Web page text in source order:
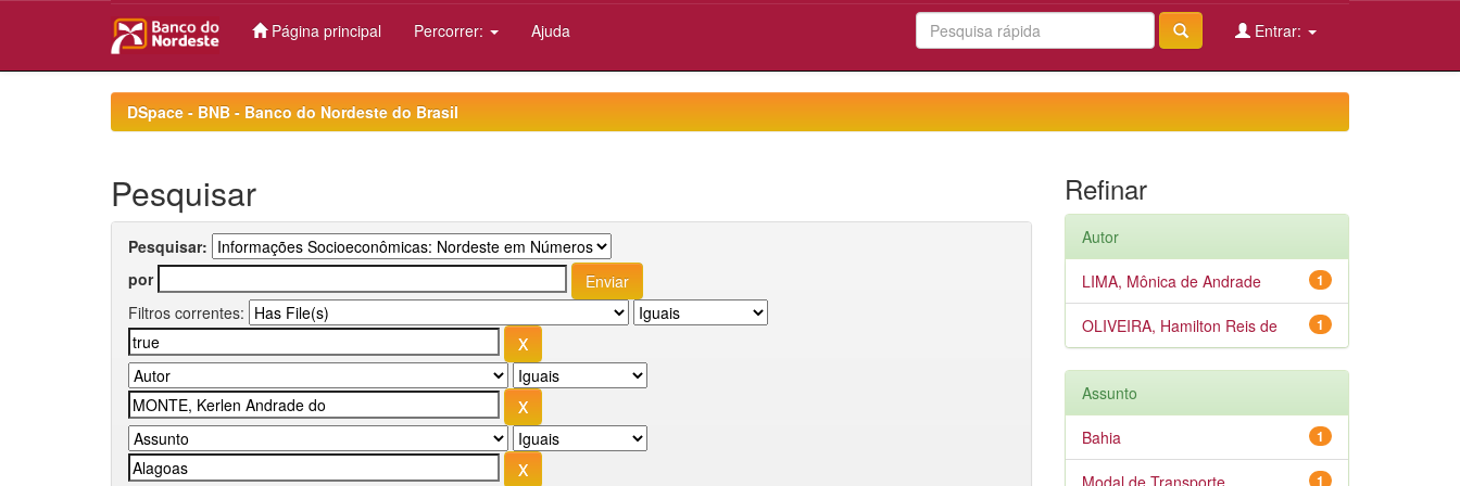
Página principal Percorrer: Ajuda Entrar:
DSpace - BNB - Banco do Nordeste do Brasil
Pesquisar
Pesquisar:
por
Filtros correntes:
Refinar
Autor
1
LIMA, Mônica de Andrade
1
OLIVEIRA, Hamilton Reis de
Assunto
1
Bahia
1
Modal de Transporte